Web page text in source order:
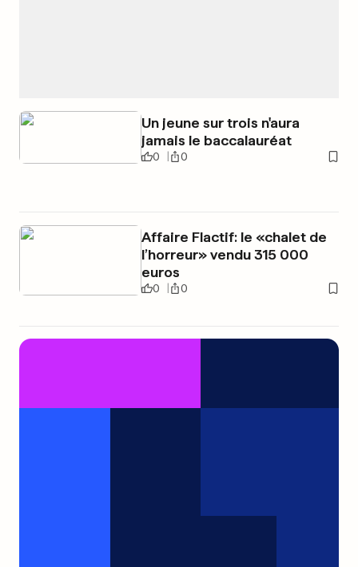
Un jeune sur trois n'aura
jamais le baccalauréat
0 0
Affaire Flactif: le «chalet de
l’horreur» vendu 315 000
euros
0 0